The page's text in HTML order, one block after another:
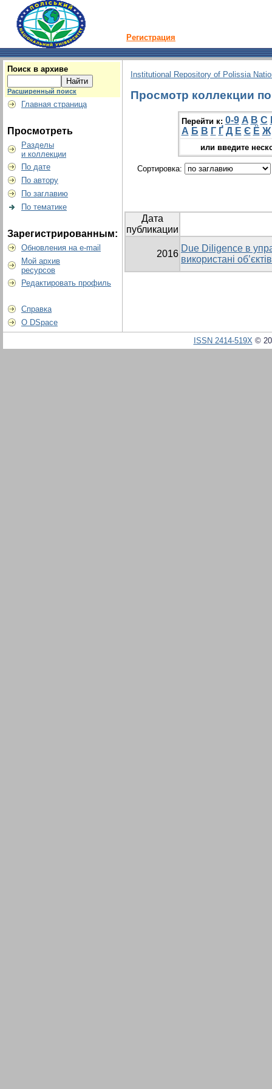
Регистрация
Поиск в архиве
Расширенный поиск
Главная страница
Просмотреть
Разделы
и коллекции
По дате
По автору
По заглавию
По тематике
Зарегистрированным:
Обновления на e-mail
Мой архив
ресурсов
Редактировать профиль
Справка
О DSpace
Institutional Repository of Polissia
Просмотр коллекции
Перейти к: 0-9 A B C
А Б В Г Ґ Д Е Є Ё Ж
или введите
Сортировка:
Дата
публикации
2016
Due Diligence в
використані
ISSN 2414-519X©